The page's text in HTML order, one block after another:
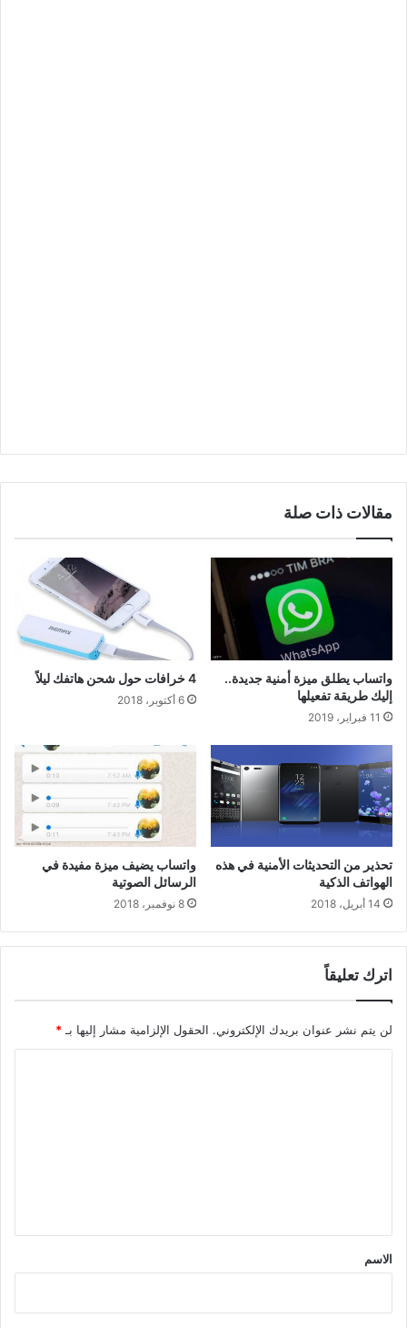
مقالات ذات صلة
واتساب يطلق ميزة أمنية جديدة..
إليك طريقة تفعيلها
11 فبراير، 2019
4 خرافات حول شحن هاتفك ليلاً
6 أكتوبر، 2018
تحذير من التحديثات الأمنية في هذه
الهواتف الذكية
14 أبريل، 2018
واتساب يضيف ميزة مفيدة في
الرسائل الصوتية
8 نوفمبر، 2018
اترك تعليقاً
لن يتم نشر عنوان بريدك الإلكتروني. الحقول الإلزامية مشار إليها بـ*
*
الاسم